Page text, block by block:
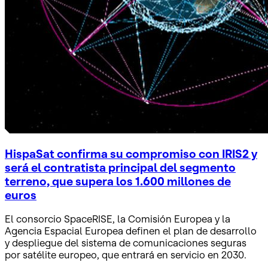
HispaSat confirma su compromiso con IRIS2 y
será el contratista principal del segmento
terreno, que supera los 1.600 millones de
euros
El consorcio SpaceRISE, la Comisión Europea y la
Agencia Espacial Europea definen el plan de desarrollo
y despliegue del sistema de comunicaciones seguras
por satélite europeo, que entrará en servicio en 2030.